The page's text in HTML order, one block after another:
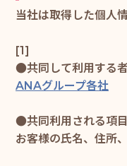
当社は取得した個人
[1]
●共同して利用する
ANAグループ各社
●共同利用される項目
お客様の氏名、住所